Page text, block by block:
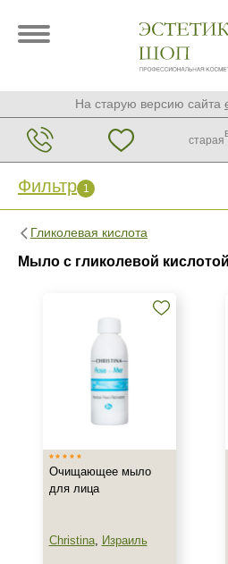
На старую версию сайта
старая
Фильтр 1
Гликолевая кислота
Мыло с гликолевой кислотой
Фильтр 1 Сброс
Показать еще
Тип товара
Гель
Очищающее мыло
для лица
Christina, Израиль